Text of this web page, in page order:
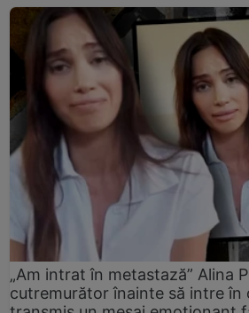
„Am intrat în metastază” Alina
cutremurător înainte să intre în